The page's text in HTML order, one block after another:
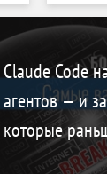
Claude Code
агентов — и
которые